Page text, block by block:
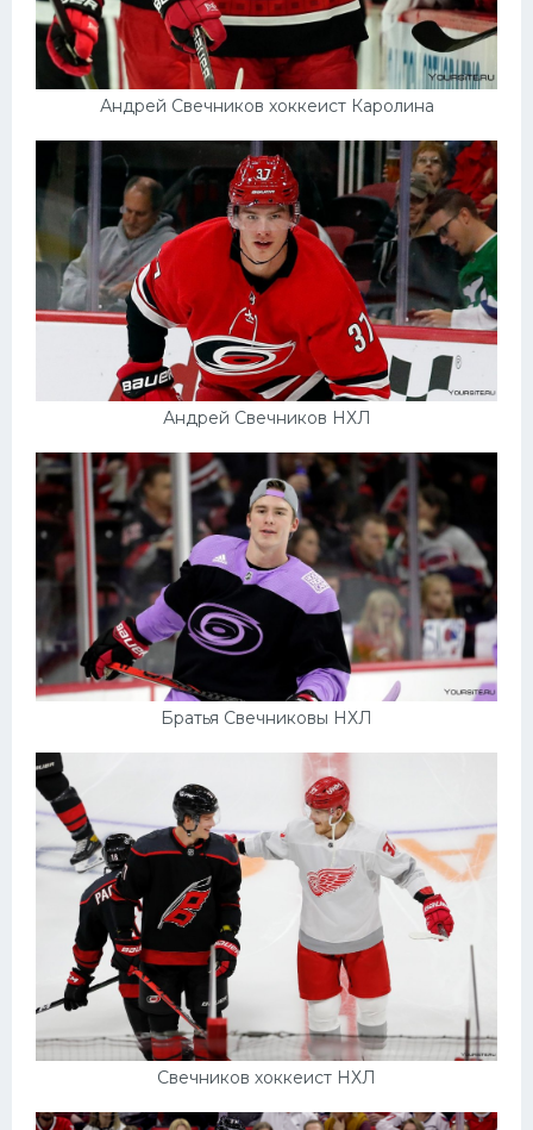
Андрей Свечников хоккеист Каролина
Андрей Свечников НХЛ
Братья Свечниковы НХЛ
Свечников хоккеист НХЛ